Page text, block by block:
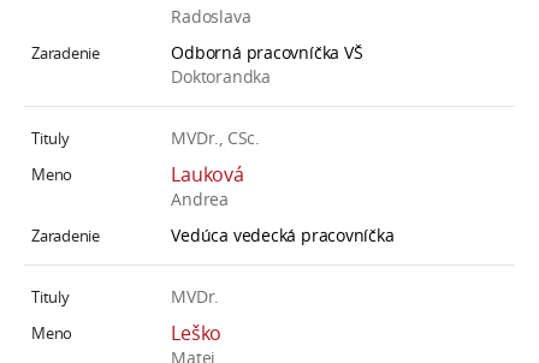
Radoslava
Odborná pracovníčka VŠ
Doktorandka
MVDr., CSc.
Lauková
Andrea
Vedúca vedecká pracovníčka
MVDr.
Leško
Matej